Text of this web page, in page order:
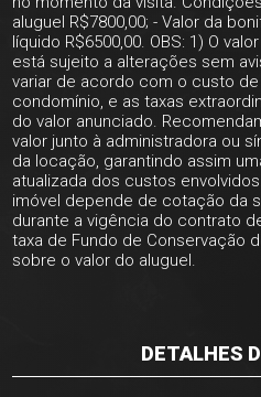
aluguel R$7800,00; - Valor da
líquido R$6500,00. OBS: 1) O
está sujeito a alterações sem
variar de acordo com o custo
condomínio, e as taxas
do valor anunciado.
valor junto à administradora ou
da locação, garantindo assim
atualizada dos custos
imóvel depende de cotação da
durante a vigência do contrato
taxa de Fundo de Conservação
sobre o valor do aluguel.
DETALHES